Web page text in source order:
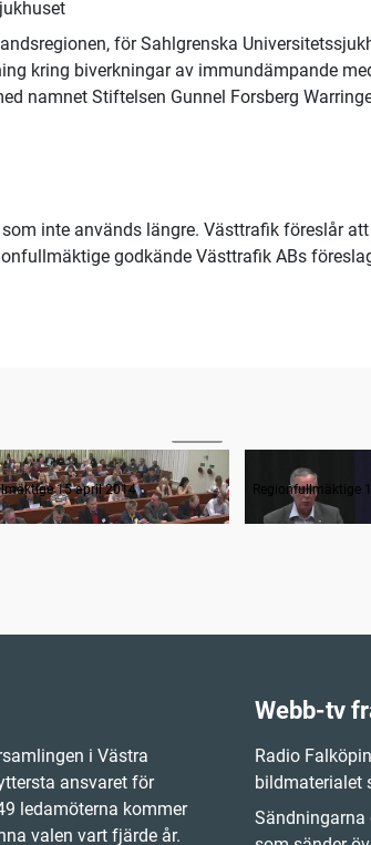
för Sahlgrenska
kring biverkningar av immundämpande
namnet Stiftelsen Gunnel Forsberg
inte används längre. Västtrafik föreslår
godkände Västtrafik ABs
öppnande
15 april 2014
Frågestund
Regionfullmäktige
i Västra
ansvaret för
ledamöterna kommer
valen vart fjärde år.
Webb-tv
Radio
bildmaterialet
Sändningarna